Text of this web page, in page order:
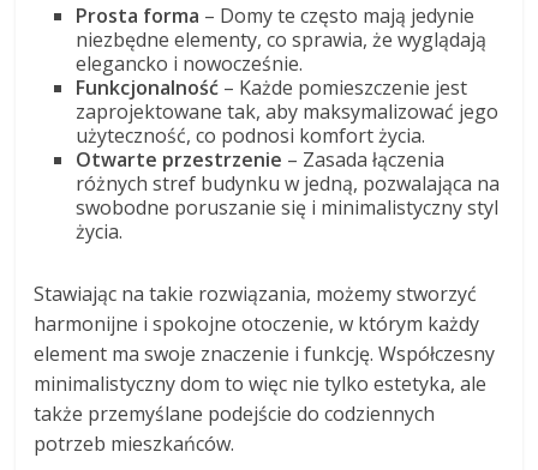
Prosta forma – Domy te często mają jedynie
niezbędne elementy, co sprawia, że wyglądają
elegancko i nowocześnie.
Funkcjonalność – Każde pomieszczenie jest
zaprojektowane tak, aby maksymalizować jego
użyteczność, co podnosi komfort życia.
Otwarte przestrzenie – Zasada łączenia
różnych stref budynku w jedną, pozwalająca na
swobodne poruszanie się i minimalistyczny styl
życia.
Stawiając na takie rozwiązania, możemy stworzyć
harmonijne i spokojne otoczenie, w którym każdy
element ma swoje znaczenie i funkcję. Współczesny
minimalistyczny dom to więc nie tylko estetyka, ale
także przemyślane podejście do codziennych
potrzeb mieszkańców.